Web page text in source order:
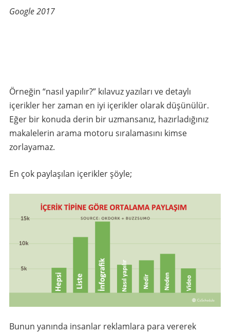
Google 2017
Örneğin “nasıl yapılır?” kılavuz yazıları ve detaylı
içerikler her zaman en iyi içerikler olarak düşünülür.
Eğer bir konuda derin bir uzmansanız, hazırladığınız
makalelerin arama motoru sıralamasını kimse
zorlayamaz.
En çok paylaşılan içerikler şöyle;
Bunun yanında insanlar reklamlara para vererek